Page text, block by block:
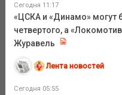
Сегодня 11:17
«ЦСКА и «Динамо» могут
четвертого, а
Журавель
Лента новостей
Сегодня 05:55